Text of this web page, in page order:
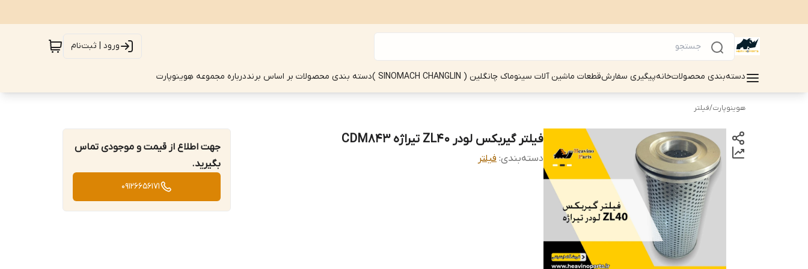
ورود | ثبت‌نام
دسته‌بندی محصولاتخانهپیگیری سفارشقطعات ماشین آلات سینوماک چانگلین ( SINOMACH CHANGLIN ) دسته بندی محصولات بر اساس برنددرباره مجموعه هِوینوپارت
هوینوپارت/فیلتر
فیلتر گیربکس لودر ZL40 تیراژه CDM843
دسته‌بندی: فیلتر
جهت اطلاع از قیمت و موجودی تماس
بگیرید.
09126656171